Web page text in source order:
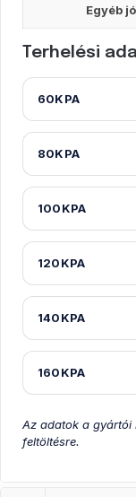
Egyéb
Terhelési
60KPA
80KPA
100KPA
120KPA
140KPA
160KPA
Az adatok a gyártói
feltöltésre.